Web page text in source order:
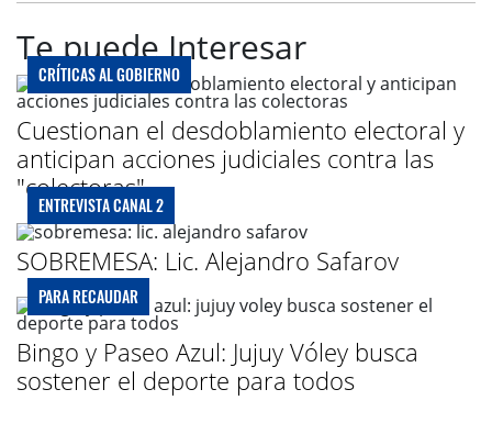
Te puede Interesar
CRÍTICAS AL GOBIERNO
Cuestionan el desdoblamiento electoral y
anticipan acciones judiciales contra las
"colectoras"
ENTREVISTA CANAL 2
SOBREMESA: Lic. Alejandro Safarov
PARA RECAUDAR
Bingo y Paseo Azul: Jujuy Vóley busca
sostener el deporte para todos